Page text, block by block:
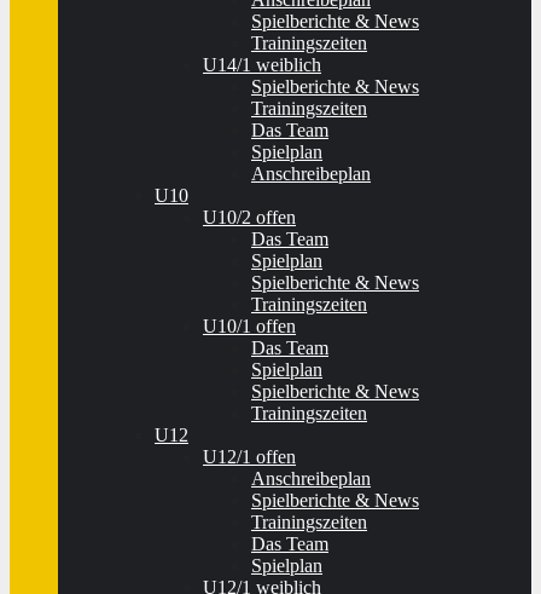
Spielberichte & News
Trainingszeiten
U14/1 weiblich
Spielberichte & News
Trainingszeiten
Das Team
Spielplan
Anschreibeplan
U10
U10/2 offen
Das Team
Spielplan
Spielberichte & News
Trainingszeiten
U10/1 offen
Das Team
Spielplan
Spielberichte & News
Trainingszeiten
U12
U12/1 offen
Anschreibeplan
Spielberichte & News
Trainingszeiten
Das Team
Spielplan
U12/1 weiblich